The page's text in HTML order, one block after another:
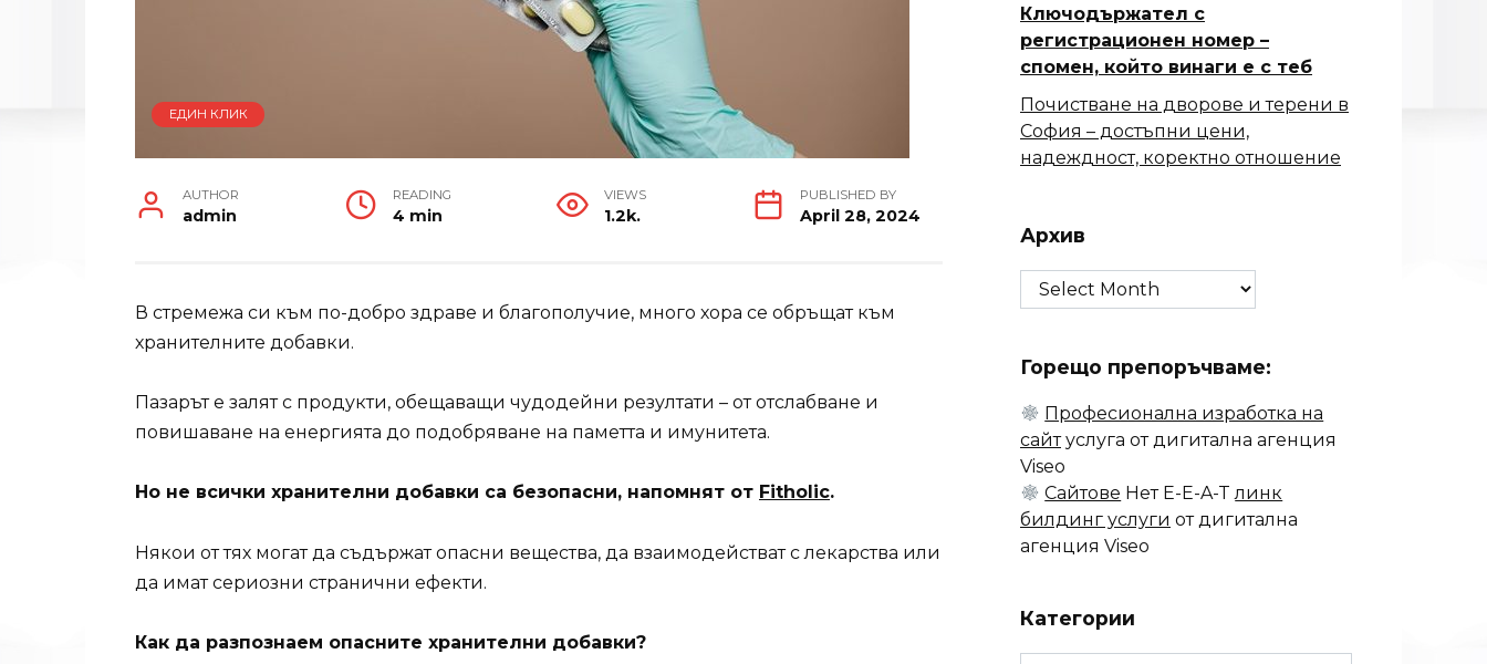
ЕДИН КЛИК
AUTHOR
admin
READING
4 min
VIEWS
1.2k.
PUBLISHED BY
April 28, 2024
В стремежа си към по-добро здраве и благополучие, много хора се обръщат към
хранителните добавки.
Пазарът е залят с продукти, обещаващи чудодейни резултати – от отслабване и
повишаване на енергията до подобряване на паметта и имунитета.
Но не всички хранителни добавки са безопасни, напомнят от Fitholic.
Някои от тях могат да съдържат опасни вещества, да взаимодействат с лекарства или
да имат сериозни странични ефекти.
Как да разпознаем опасните хранителни добавки?
Ключодържател с
регистрационен номер –
спомен, който винаги е с теб
Почистване на дворове и терени в
София – достъпни цени,
надеждност, коректно отношение
Архив
Архив
Горещо препоръчваме:
Професионална изработка на
сайтуслуга от дигитална агенция
Viseo
Сайтове Нет E-E-A-Tлинк
билдинг услуги от дигитална
агенция Viseo
Категории